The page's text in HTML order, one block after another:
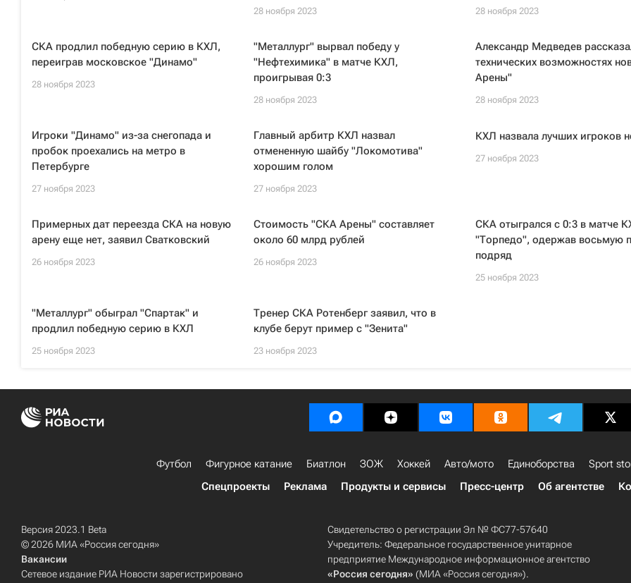
28 ноября 2023 28 ноября 2023
СКА продлил победную серию в КХЛ,
переиграв московское "Динамо"
28 ноября 2023
"Металлург" вырвал победу у
"Нефтехимика" в матче КХЛ,
проигрывая 0:3
28 ноября 2023
Александр Медведев
технических возможностях
Арены"
28 ноября 2023
Игроки "Динамо" из-за снегопада и
пробок проехались на метро в
Петербурге
27 ноября 2023
Главный арбитр КХЛ назвал
отмененную шайбу "Локомотива"
хорошим голом
27 ноября 2023
КХЛ назвала лучших игроков
27 ноября 2023
Примерных дат переезда СКА на новую
арену еще нет, заявил Сватковский
26 ноября 2023
Стоимость "СКА Арены" составляет
около 60 млрд рублей
26 ноября 2023
СКА отыгрался с 0:3 в матче
"Торпедо", одержав восьмую
подряд
25 ноября 2023
"Металлург" обыграл "Спартак" и
продлил победную серию в КХЛ
25 ноября 2023
Тренер СКА Ротенберг заявил, что в
клубе берут пример с "Зенита"
23 ноября 2023
Футбол Фигурное катание Биатлон ЗОЖ Хоккей Авто/мото Единоборства Sport
Спецпроекты
Реклама Продукты и сервисы Пресс-центр Об агентстве
Версия 2023.1 Beta
© 2026 МИА «Россия сегодня»
Вакансии
Сетевое издание РИА Новости зарегистрировано
Свидетельство о регистрации Эл № ФС77-57640
Учредитель: Федеральное государственное унитарное
предприятие Международное информационное агентство
«Россия сегодня» (МИА «Россия сегодня»).